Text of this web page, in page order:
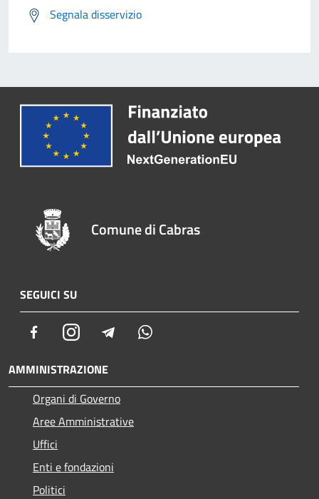
Segnala disservizio
Comune di Cabras
SEGUICI SU
FacebookInstagram Telegram
AMMINISTRAZIONE
Organi di Governo
Aree Amministrative
Uffici
Enti e fondazioni
Politici